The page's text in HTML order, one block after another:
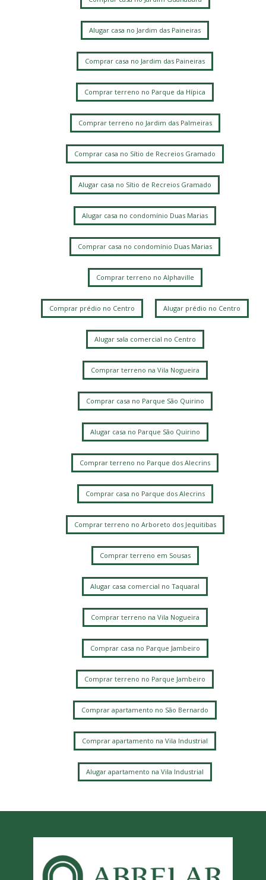
Alugar casa no Jardim das Paineiras
Comprar casa no Jardim das Paineiras
Comprar terreno no Parque da Hípica
Comprar terreno no Jardim das Palmeiras
Comprar casa no Sítio de Recreios Gramado
Alugar casa no Sítio de Recreios Gramado
Alugar casa no condomínio Duas Marias
Comprar casa no condomínio Duas Marias
Comprar terreno no Alphaville
Comprar prédio no Centro Alugar prédio no Centro
Alugar sala comercial no Centro
Comprar terreno na Vila Nogueira
Comprar casa no Parque São Quirino
Alugar casa no Parque São Quirino
Comprar terreno no Parque dos Alecrins
Comprar casa no Parque dos Alecrins
Comprar terreno no Arboreto dos Jequitibas
Comprar terreno em Sousas
Alugar casa comercial no Taquaral
Comprar terreno na Vila Nogueira
Comprar casa no Parque Jambeiro
Comprar terreno no Parque Jambeiro
Comprar apartamento no São Bernardo
Comprar apartamento na Vila Industrial
Alugar apartamento na Vila Industrial